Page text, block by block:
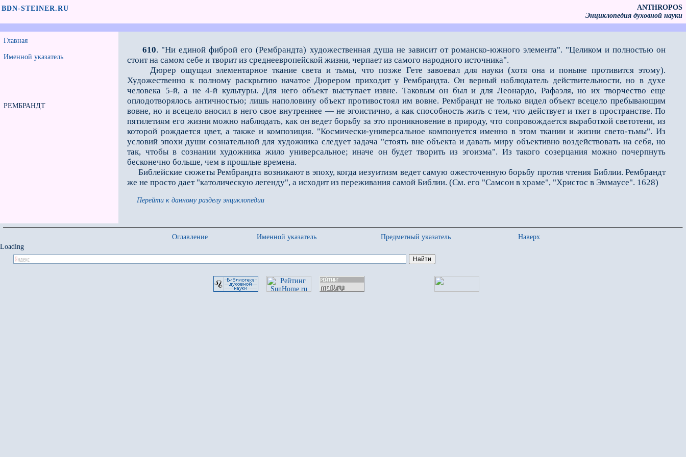
BDN-STEINER.RU
ANTHROPOS
Энциклопедия духовной науки
Главная
Именной указатель
РЕМБРАНДТ
610. "Ни единой фиброй его (Рембрандта) художественная душа не зависит от романско-южного элемента". "Целиком и полностью он
стоит на самом себе и творит из среднеевропейской жизни, черпает из самого народного источника".
Дюрер ощущал элементарное ткание света и тьмы, что позже Гете завоевал для науки (хотя она и поныне противится этому).
Художественно к полному раскрытию начатое Дюрером приходит у Рембрандта. Он верный наблюдатель действительности, но в духе
человека 5-й, а не 4-й культуры. Для него объект выступает извне. Таковым он был и для Леонардо, Рафаэля, но их творчество еще
оплодотворялось античностью; лишь наполовину объект противостоял им вовне. Рембрандт не только видел объект всецело пребывающим
вовне, но и всецело вносил в него свое внутреннее — не эгоистично, а как способность жить с тем, что действует и ткет в пространстве. По
пятилетиям его жизни можно наблюдать, как он ведет борьбу за это проникновение в природу, что сопровождается выработкой светотени, из
которой рождается цвет, а также и композиция. "Космически-универсальное компонуется именно в этом ткании и жизни свето-тьмы". Из
условий эпохи души сознательной для художника следует задача "стоять вне объекта и давать миру объективно воздействовать на себя, но
так, чтобы в сознании художника жило универсальное; иначе он будет творить из эгоизма". Из такого созерцания можно почерпнуть
бесконечно больше, чем в прошлые времена.
Библейские сюжеты Рембрандта возникают в эпоху, когда иезуитизм ведет самую ожесточенную борьбу против чтения Библии. Рембрандт
же не просто дает "католическую легенду", а исходит из переживания самой Библии. (См. его "Самсон в храме", "Христос в Эммаусе". 1628)
Перейти к данному разделу энциклопедии
Оглавление Именной указатель Предметный указатель
Наверх
Loading